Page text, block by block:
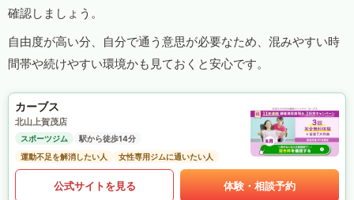
確認しましょう。
自由度が高い分、自分で通う意思が必要なため、混みやすい時
間帯や続けやすい環境かも見ておくと安心です。
カーブス
北山上賀茂店
スポーツジム
駅から徒歩14分
運動不足を解消したい人
女性専用ジムに通いたい人
公式サイトを見る 体験・相談予約